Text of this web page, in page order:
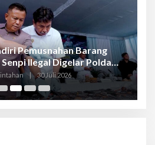
Pemusnahan Barang
Ilegal Digelar Polda
| 30 Juli 2026